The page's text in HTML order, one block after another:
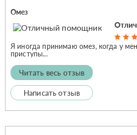
Омез
Я иногда принимаю омез, когда у
приступы...
Читать весь отзыв
Написать отзыв